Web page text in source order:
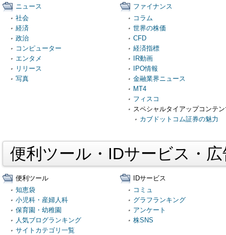
ニュース
社会
経済
政治
コンピューター
エンタメ
リリース
写真
ファイナンス
コラム
世界の株価
CFD
経済指標
IR動画
IPO情報
金融業界ニュース
MT4
フィスコ
スペシャルタイアップコンテ
カブドットコム証券の魅力
便利ツール・IDサービス・
便利ツール
知恵袋
小児科・産婦人科
保育園・幼稚園
人気ブログランキング
サイトカテゴリ一覧
IDサービス
コミュ
グラフランキング
アンケート
株SNS